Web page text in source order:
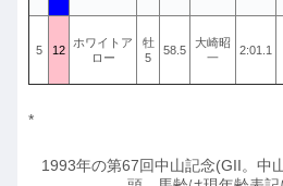
5 12
ホワイトア
ロー
牡
5
58.5
大崎昭
一
2:01.1
*
1993年の第67回中山記念(GII。中